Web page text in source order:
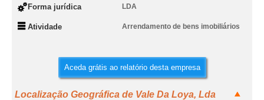
Forma jurídica LDA
Atividade Arrendamento de bens imobiliários
Aceda grátis ao relatório desta empresa
Localização Geográfica de Vale Da Loya, Lda